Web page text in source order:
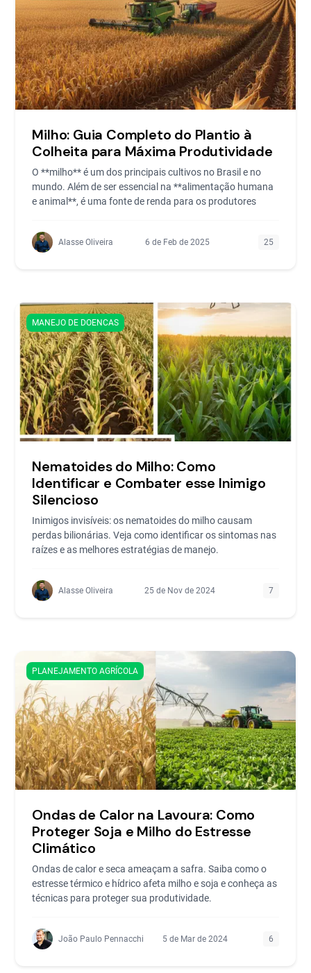
Milho: Guia Completo do Plantio à
Colheita para Máxima Produtividade
O **milho** é um dos principais cultivos no Brasil e no
mundo. Além de ser essencial na **alimentação humana
e animal**, é uma fonte de renda para os produtores
Alasse Oliveira 6 de Feb de 2025 25
MANEJO DE DOENCAS
Nematoides do Milho: Como
Identificar e Combater esse Inimigo
Silencioso
Inimigos invisíveis: os nematoides do milho causam
perdas bilionárias. Veja como identificar os sintomas nas
raízes e as melhores estratégias de manejo.
Alasse Oliveira 25 de Nov de 2024 7
PLANEJAMENTO AGRÍCOLA
Ondas de Calor na Lavoura: Como
Proteger Soja e Milho do Estresse
Climático
Ondas de calor e seca ameaçam a safra. Saiba como o
estresse térmico e hídrico afeta milho e soja e conheça as
técnicas para proteger sua produtividade.
João Paulo Pennacchi 5 de Mar de 2024 6